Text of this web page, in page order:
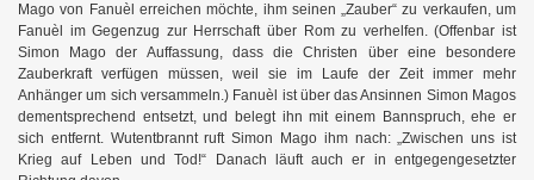
Mago von Fanuèl erreichen möchte, ihm seinen „Zauber“ zu verkaufen, um
Fanuèl im Gegenzug zur Herrschaft über Rom zu verhelfen. (Offenbar ist
Simon Mago der Auffassung, dass die Christen über eine besondere
Zauberkraft verfügen müssen, weil sie im Laufe der Zeit immer mehr
Anhänger um sich versammeln.) Fanuèl ist über das Ansinnen Simon Magos
dementsprechend entsetzt, und belegt ihn mit einem Bannspruch, ehe er
sich entfernt. Wutentbrannt ruft Simon Mago ihm nach: „Zwischen uns ist
Krieg auf Leben und Tod!“ Danach läuft auch er in entgegengesetzter